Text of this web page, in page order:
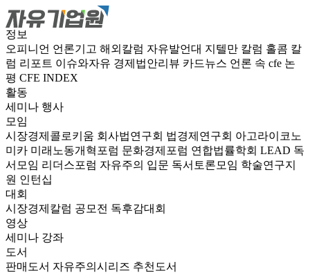
정보
오피니언 언론기고 해외칼럼 자유발언대 지텔만 칼럼 홀콤 칼
럼 리포트 이슈와자유 경제법안리뷰 카드뉴스 언론 속 cfe 논
평 CFE INDEX
활동
세미나 행사
모임
시장경제콜로키움 회사법연구회 법경제연구회 아고라이코노
미카 미래노동개혁포럼 문화경제포럼 연합법률학회 LEAD 독
서모임 리더스포럼 자유주의 입문 독서토론모임 학술연구지
원 인턴십
대회
시장경제칼럼 공모전 독후감대회
영상
세미나 강좌
도서
판매도서 자유주의시리즈 추천도서